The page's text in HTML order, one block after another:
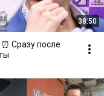
38:50
Сразу после